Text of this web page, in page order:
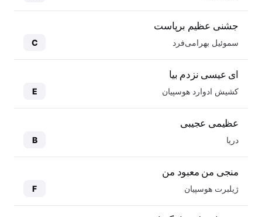
جشنی عظیم برپاست
سموئیل بهرامی‌فرد C
ای عیسی نزدم بیا
کشیش ادوارد هوسپیان E
عظیمی عجیبی
دریا B
منجی من معبود من
ژیلبرت هوسپیان F